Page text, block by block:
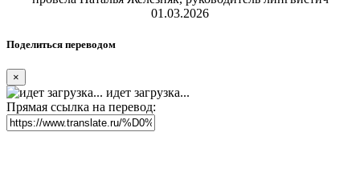
01.03.2026
Поделиться переводом
×
идет загрузка...
Прямая ссылка на перевод: